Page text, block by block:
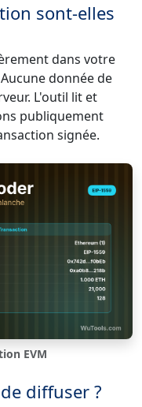
sont-elles
dans votre
donnée de
L'outil lit et
publiquement
signée.
EVM
diffuser ?